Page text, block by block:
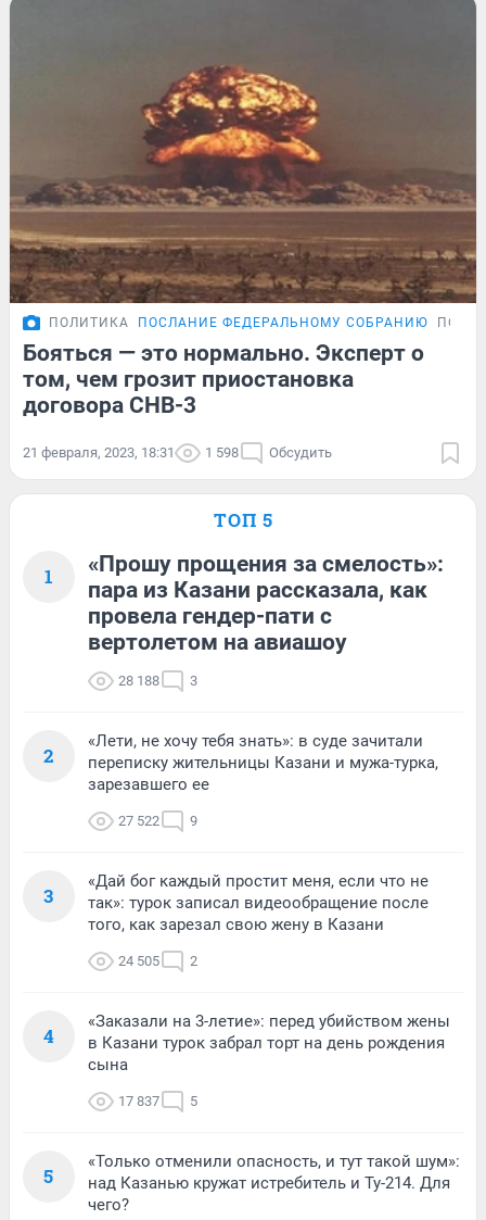
ПОЛИТИКА ПОСЛАНИЕ ФЕДЕРАЛЬНОМУ СОБРАНИЮ
Бояться — это нормально. Эксперт о
том, чем грозит приостановка
договора СНВ-3
21 февраля, 2023, 18:31 1 598 Обсудить
ТОП 5
1
«Прошу прощения за смелость»:
пара из Казани рассказала, как
провела гендер-пати с
вертолетом на авиашоу
28 188 3
2
«Лети, не хочу тебя знать»: в суде зачитали
переписку жительницы Казани и мужа-турка,
зарезавшего ее
27 522 9
3
«Дай бог каждый простит меня, если что не
так»: турок записал видеообращение после
того, как зарезал свою жену в Казани
24 505 2
4
«Заказали на 3-летие»: перед убийством жены
в Казани турок забрал торт на день рождения
сына
17 837 5
5
«Только отменили опасность, и тут такой шум»:
над Казанью кружат истребитель и Ту-214. Для
чего?